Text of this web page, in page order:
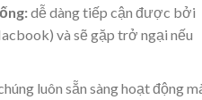
dễ dàng tiếp cận được bởi
và sẽ gặp trở ngại nếu
luôn sẵn sàng hoạt động